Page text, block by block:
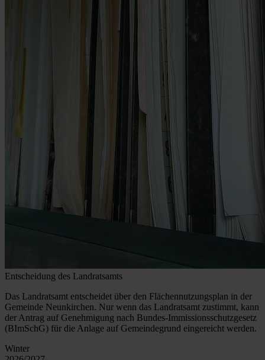
Entscheidung des Landratsamts
Das Landratsamt entscheidet über den Flächennutzungsplan in der
Gemeinde Neunkirchen. Nur wenn das Landratsamt zustimmt, kann
der Antrag auf Genehmigung nach Bundes-Immissionsschutzgesetz
(BImSchG) für die Anlage auf Gemeindegrund eingereicht werden.
Winter